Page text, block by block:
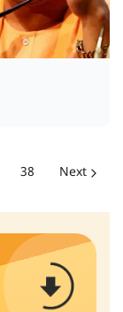
38 Next